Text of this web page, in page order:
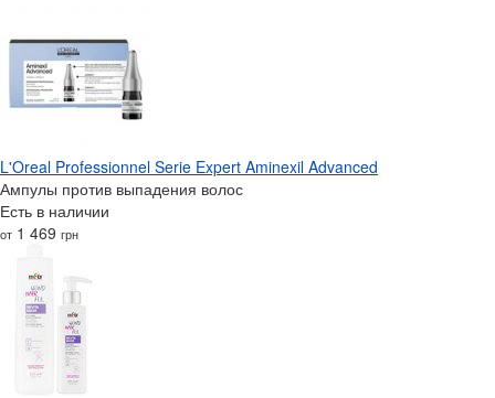
L'Oreal Professionnel Serie Expert Aminexil Advanced
Ампулы против выпадения волос
Есть в наличии
от 1 469 грн